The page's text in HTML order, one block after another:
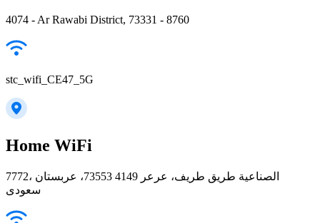
4074 - Ar Rawabi District, 73331 - 8760
stc_wifi_CE47_5G
Home WiFi
7772، الصناعية طريق طريف، عرعر 73553 4149، عربستان
سعودی